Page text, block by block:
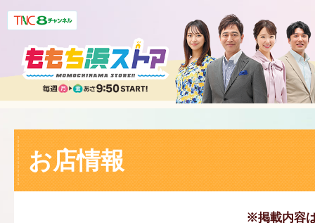
お店情報
※掲載内容